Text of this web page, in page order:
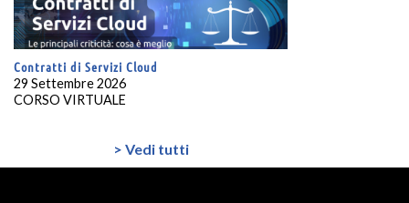
Contratti di Servizi Cloud
29 Settembre 2026
CORSO VIRTUALE
> Vedi tutti